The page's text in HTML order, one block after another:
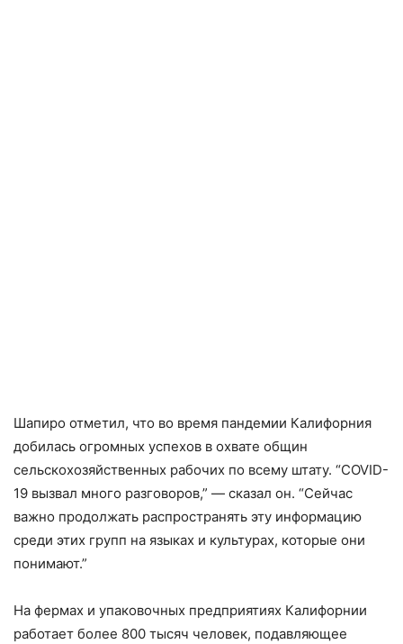
Шапиро отметил, что во время пандемии Калифорния
добилась огромных успехов в охвате общин
сельскохозяйственных рабочих по всему штату. “COVID-
19 вызвал много разговоров,” — сказал он. “Сейчас
важно продолжать распространять эту информацию
среди этих групп на языках и культурах, которые они
понимают.”
На фермах и упаковочных предприятиях Калифорнии
работает более 800 тысяч человек, подавляющее